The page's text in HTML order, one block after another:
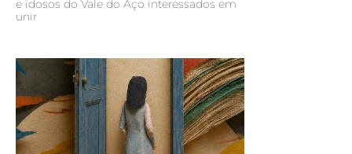
e idosos do Vale do Aço interessados em
unir